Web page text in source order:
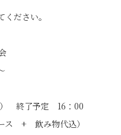
ださい。
終了予定 16：00
ス + 飲み物代込）